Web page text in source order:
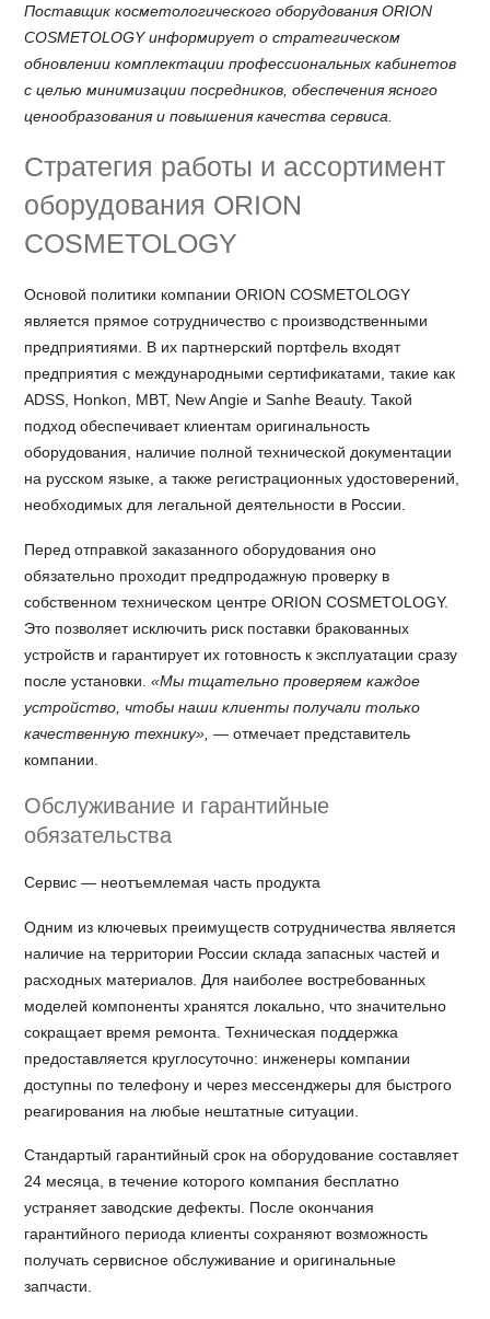
Поставщик косметологического оборудования ORION
COSMETOLOGY информирует о стратегическом
обновлении комплектации профессиональных кабинетов
с целью минимизации посредников, обеспечения ясного
ценообразования и повышения качества сервиса.
Стратегия работы и ассортимент
оборудования ORION
COSMETOLOGY
Основой политики компании ORION COSMETOLOGY
является прямое сотрудничество с производственными
предприятиями. В их партнерский портфель входят
предприятия с международными сертификатами, такие как
ADSS, Honkon, MBT, New Angie и Sanhe Beauty. Такой
подход обеспечивает клиентам оригинальность
оборудования, наличие полной технической документации
на русском языке, а также регистрационных удостоверений,
необходимых для легальной деятельности в России.
Перед отправкой заказанного оборудования оно
обязательно проходит предпродажную проверку в
собственном техническом центре ORION COSMETOLOGY.
Это позволяет исключить риск поставки бракованных
устройств и гарантирует их готовность к эксплуатации сразу
после установки.«Мы тщательно проверяем каждое
устройство, чтобы наши клиенты получали только
качественную технику», — отмечает представитель
компании.
Обслуживание и гарантийные
обязательства
Сервис — неотъемлемая часть продукта
Одним из ключевых преимуществ сотрудничества является
наличие на территории России склада запасных частей и
расходных материалов. Для наиболее востребованных
моделей компоненты хранятся локально, что значительно
сокращает время ремонта. Техническая поддержка
предоставляется круглосуточно: инженеры компании
доступны по телефону и через мессенджеры для быстрого
реагирования на любые нештатные ситуации.
Стандартый гарантийный срок на оборудование составляет
24 месяца, в течение которого компания бесплатно
устраняет заводские дефекты. После окончания
гарантийного периода клиенты сохраняют возможность
получать сервисное обслуживание и оригинальные
запчасти.